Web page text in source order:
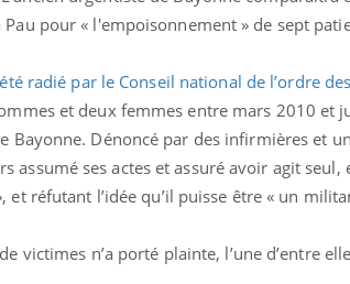
Pau pour « l'empoisonnement » de sept
radié par le Conseil national de l’ordre
et deux femmes entre mars 2010 et
Bayonne. Dénoncé par des infirmières et
assumé ses actes et assuré avoir agit
et réfutant l’idée qu’il puisse être « un
victimes n’a porté plainte, l’une d’entre